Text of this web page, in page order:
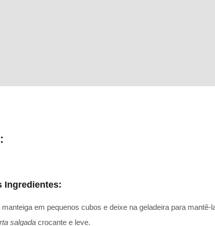
Ingredientes:
em pequenos cubos e deixe na geladeira para
salgada crocante e leve.